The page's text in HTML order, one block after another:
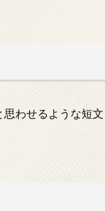
わせるような短